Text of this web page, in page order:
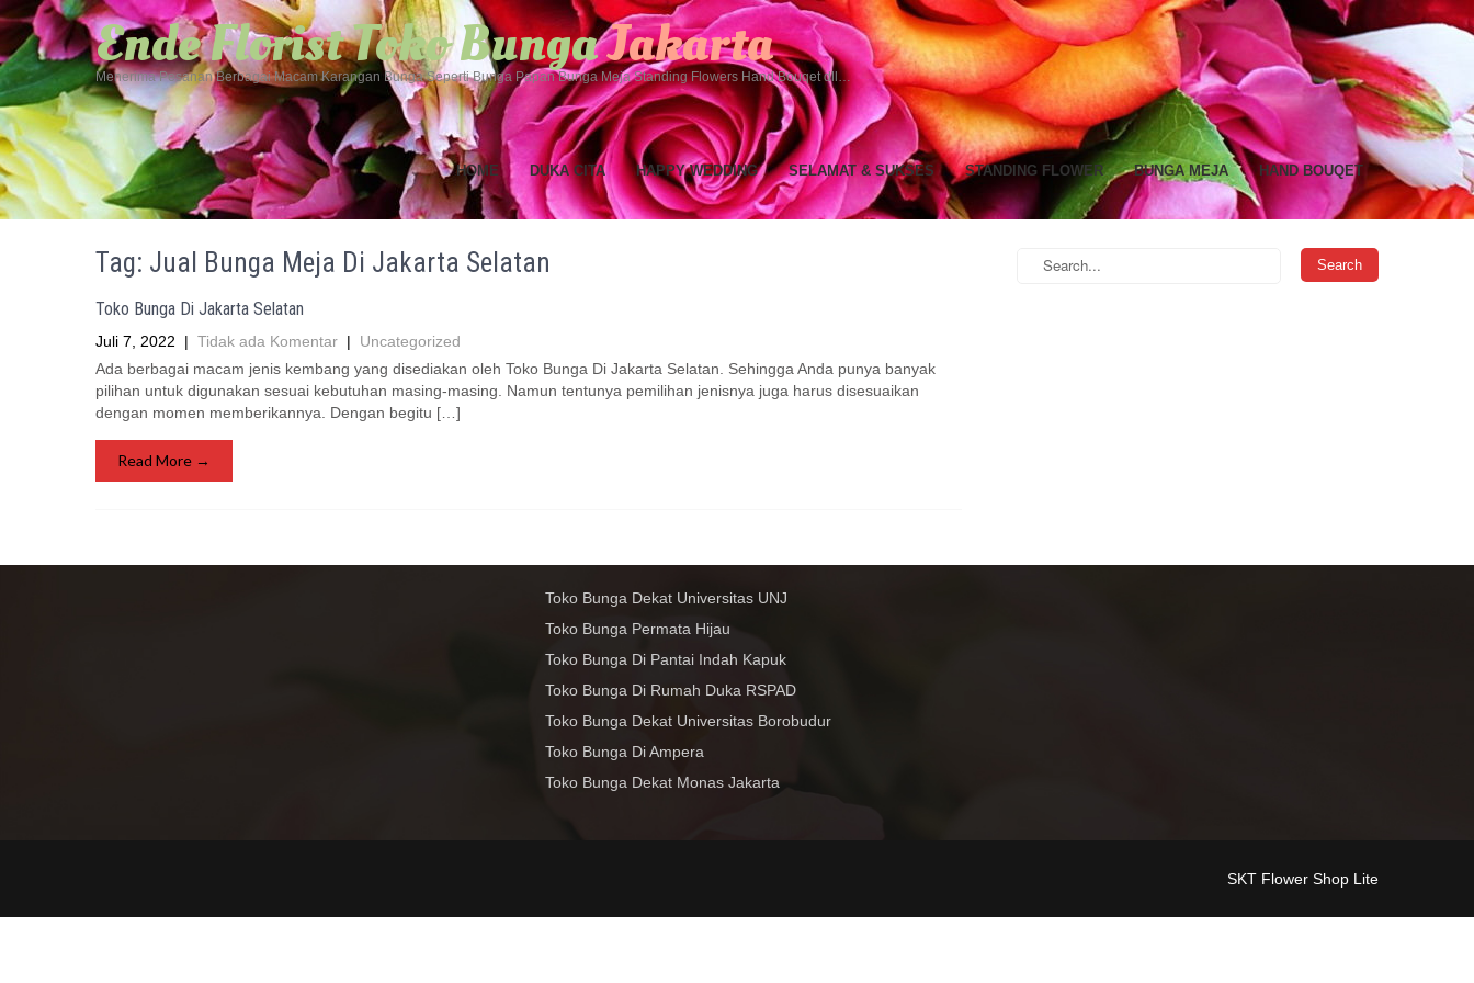
Ende Florist Toko BungaJakarta
Menerima Pesanan Berbagai Macam Karangan Bunga Seperti Bunga Papan Bunga Meja Standing Flowers Hand Bouqet dll…
HOME DUKA CITA HAPPY WEDDING SELAMAT & SUKSES STANDING FLOWER BUNGA MEJA HAND BOUQET
Tag: Jual Bunga Meja Di Jakarta Selatan
Toko Bunga Di Jakarta Selatan
Juli 7, 2022 | Tidak ada Komentar | Uncategorized
Ada berbagai macam jenis kembang yang disediakan oleh Toko Bunga Di Jakarta Selatan. Sehingga Anda punya banyak
pilihan untuk digunakan sesuai kebutuhan masing-masing. Namun tentunya pemilihan jenisnya juga harus disesuaikan
dengan momen memberikannya. Dengan begitu […]
Read More →
Toko Bunga Dekat Universitas UNJ
Toko Bunga Permata Hijau
Toko Bunga Di Pantai Indah Kapuk
Toko Bunga Di Rumah Duka RSPAD
Toko Bunga Dekat Universitas Borobudur
Toko Bunga Di Ampera
Toko Bunga Dekat Monas Jakarta
SKT Flower Shop Lite